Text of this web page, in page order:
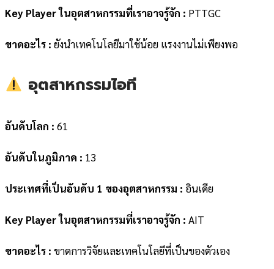
Key Player ในอุตสาหกรรมที่เราอาจรู้จัก : PTTGC
ขาดอะไร : ยังนำเทคโนโลยีมาใช้น้อย แรงงานไม่เพียงพอ
อุตสาหกรรมไอที
อันดับโลก : 61
อันดับในภูมิภาค : 13
ประเทศที่เป็นอันดับ 1 ของอุตสาหกรรม : อินเดีย
Key Player ในอุตสาหกรรมที่เราอาจรู้จัก : AIT
ขาดอะไร : ขาดการวิจัยและเทคโนโลยีที่เป็นของตัวเอง